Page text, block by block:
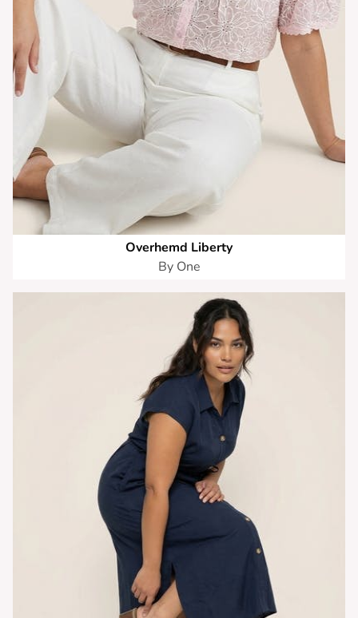
Overhemd Liberty
By One